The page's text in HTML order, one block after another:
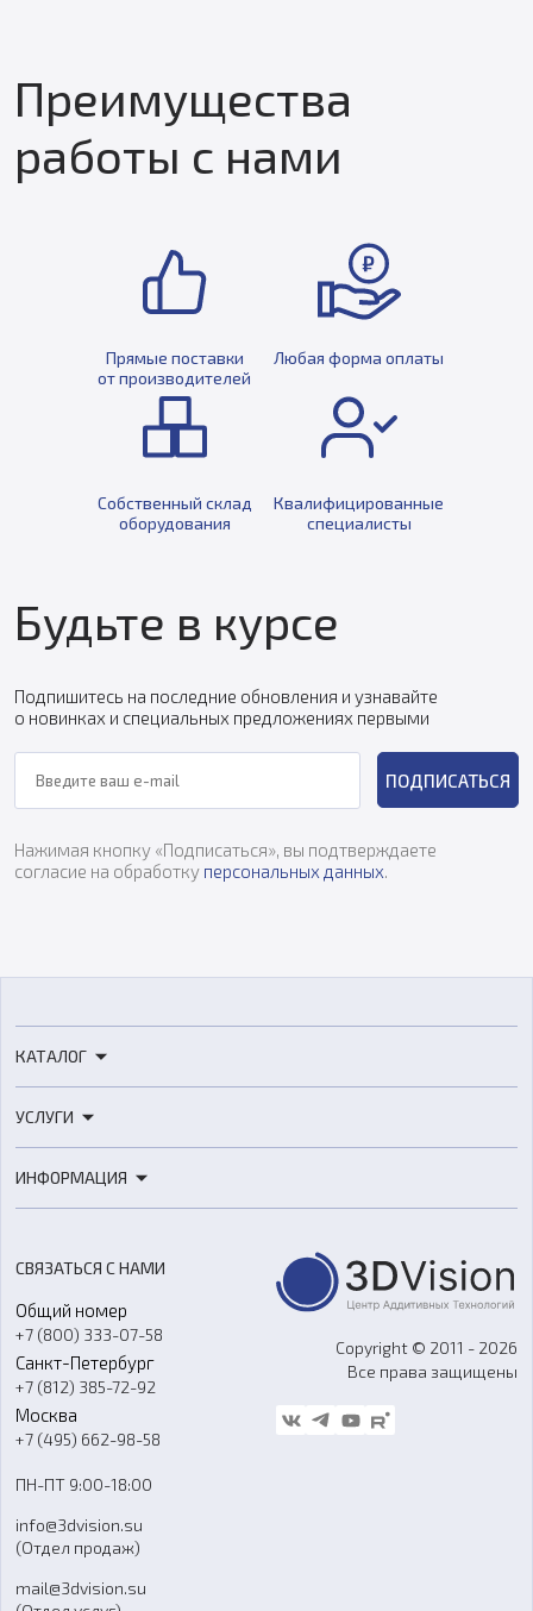
Преимущества
работы с нами
Прямые поставки
от производителей
Любая форма оплаты
Собственный склад
оборудования
Квалифицированные
специалисты
Будьте в курсе
Подпишитесь на последние обновления и узнавайте
о новинках и специальных предложениях первыми
ПОДПИСАТЬСЯ
Нажимая кнопку «Подписаться», вы подтверждаете
согласие на обработку персональных данных.
КАТАЛОГ
3D-сканеры
Расходные материалы
Оборудование и материалы для вакуумного литья
Аксессуары и прочее оборудование
Программное обеспечение
УСЛУГИ
3D-моделирование
Ремонт и услуги
ИНФОРМАЦИЯ
О компании
Контакты
Гос. закупки
Стать дилером
Блог
FAQ
СВЯЗАТЬСЯ С НАМИ
Общий номер
+7 (800) 333-07-58
Санкт-Петербург
+7 (812) 385-72-92
Москва
+7 (495) 662-98-58
ПН-ПТ 9:00-18:00
info@3dvision.su
(Отдел продаж)
mail@3dvision.su
Copyright © 2011 - 2026
Все права защищены